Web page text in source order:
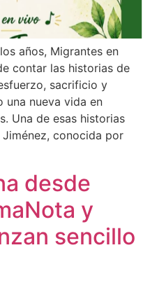
años, Migrantes en
contar las historias de
sacrificio y
una nueva vida en
Una de esas historias
conocida por
desde
y
sencillo